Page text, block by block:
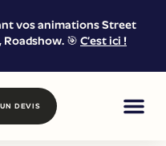
vos animations Street
🎯 C’est ici !
DEVIS